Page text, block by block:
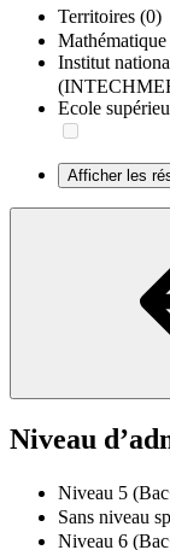
Territoires (0)
Institut
Ecole
Afficher les
Niveau
Niveau 5
Sans niveau
Niveau 6